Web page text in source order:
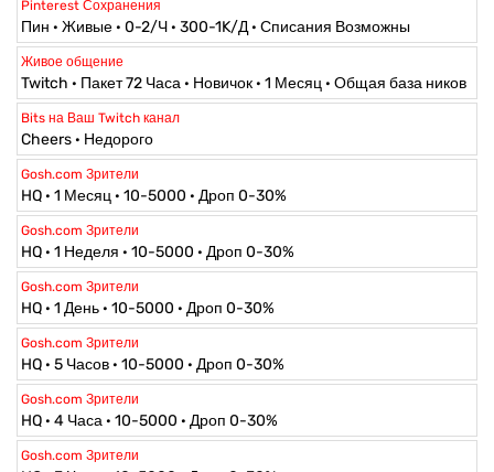
Пин · Живые · 0-2/Ч · 300-1K/Д · Списания Возможны
Живое общение
Twitch · Пакет 72 Часа · Новичок · 1 Месяц · Общая база ников
Bits на Ваш Twitch канал
Cheers · Недорого
Gosh.com Зрители
HQ · 1 Месяц · 10-5000 · Дроп 0-30%
Gosh.com Зрители
HQ · 1 Неделя · 10-5000 · Дроп 0-30%
Gosh.com Зрители
HQ · 1 День · 10-5000 · Дроп 0-30%
Gosh.com Зрители
HQ · 5 Часов · 10-5000 · Дроп 0-30%
Gosh.com Зрители
HQ · 4 Часа · 10-5000 · Дроп 0-30%
Gosh.com Зрители
HQ · 3 Часа · 10-5000 · Дроп 0-30%